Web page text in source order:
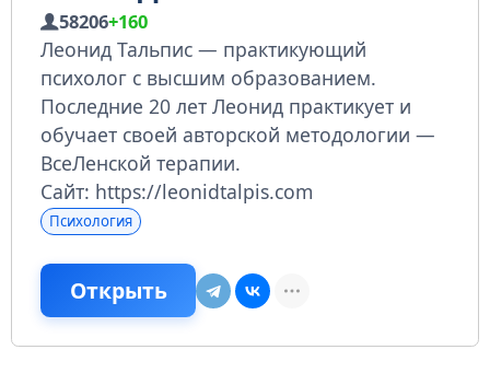
58206+160
Леонид Тальпис — практикующий
психолог с высшим образованием.
Последние 20 лет Леонид практикует и
обучает своей авторской методологии —
ВсеЛенской терапии.
Сайт: https://leonidtalpis.com
Психология
Открыть